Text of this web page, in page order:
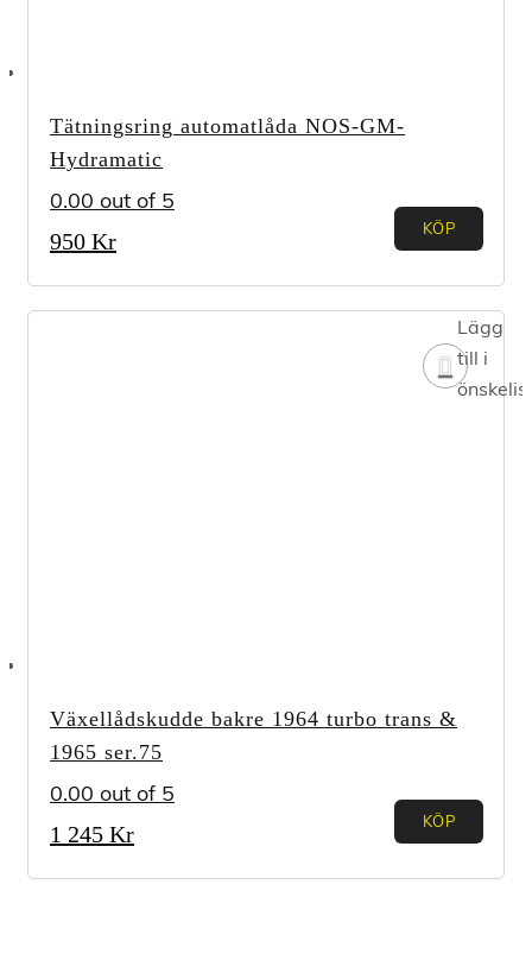
Tätningsring automatlåda NOS-GM-
Hydramatic
0.00 out of 5
950 Kr KÖP
Växellådskudde bakre 1964 turbo trans &
1965 ser.75
0.00 out of 5
1 245 Kr
Lägg
till i
KÖP